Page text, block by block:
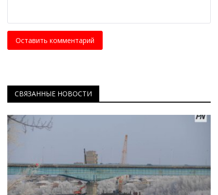
Оставить комментарий
СВЯЗАННЫЕ НОВОСТИ